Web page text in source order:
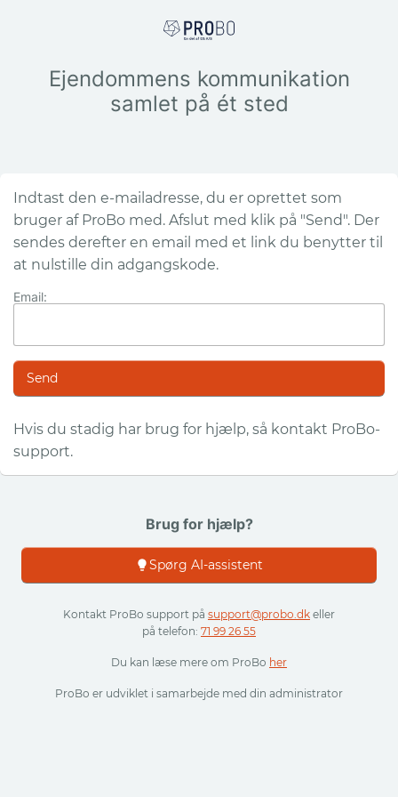
Ejendommens kommunikation
samlet på ét sted
Indtast den e-mailadresse, du er oprettet som
bruger af ProBo med. Afslut med klik på "Send". Der
sendes derefter en email med et link du benytter til
at nulstille din adgangskode.
Email:
Hvis du stadig har brug for hjælp, så kontakt ProBo-
support.
Brug for hjælp?
Spørg AI-assistent
Kontakt ProBo support på support@probo.dk eller
på telefon: 71 99 26 55
Du kan læse mere om ProBo her
ProBo er udviklet i samarbejde med din administrator